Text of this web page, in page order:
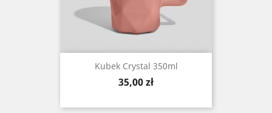
Kubek Crystal 350ml
Cena
35,00 zł